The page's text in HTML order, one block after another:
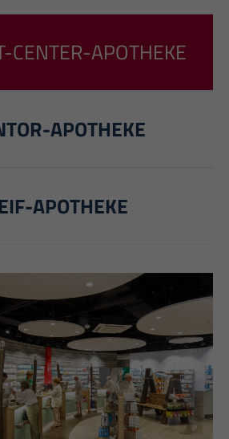
CENTER-APOTHEKE
APOTHEKE
APOTHEKE